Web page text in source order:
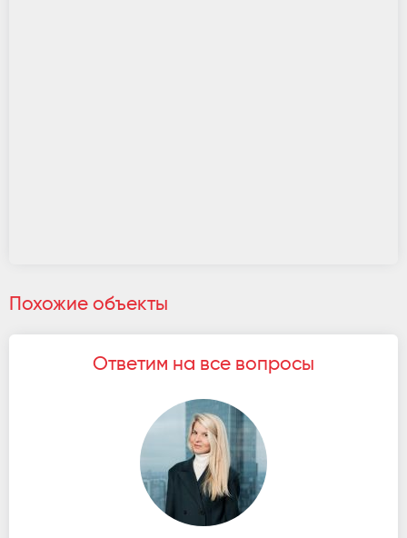
Похожие объекты
Ответим на все вопросы